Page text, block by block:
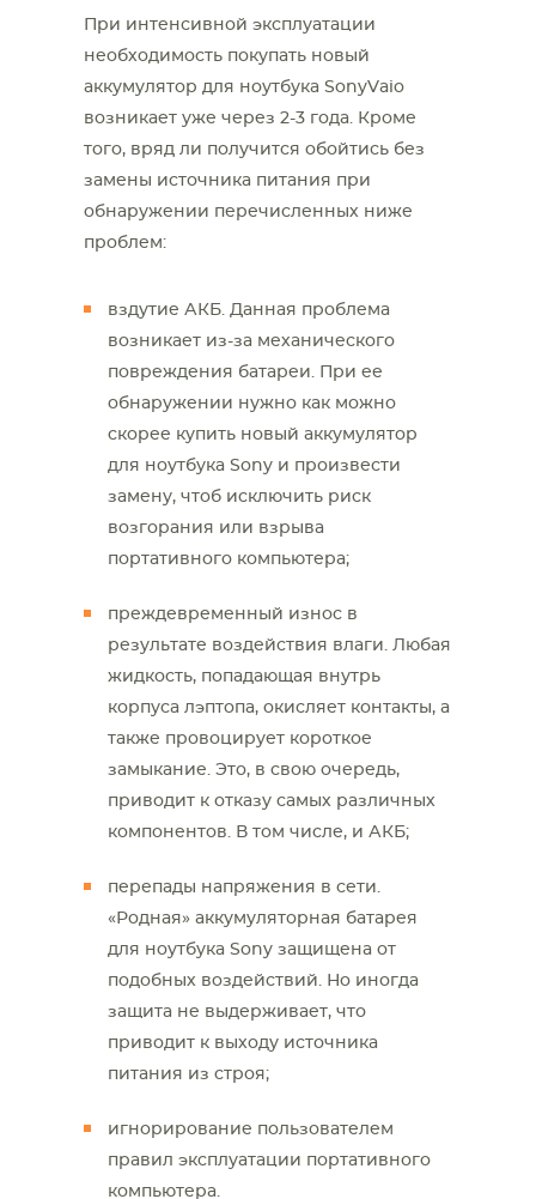
При интенсивной эксплуатации
необходимость покупать новый
аккумулятор для ноутбука SonyVaio
возникает уже через 2-3 года. Кроме
того, вряд ли получится обойтись без
замены источника питания при
обнаружении перечисленных ниже
проблем:
вздутие АКБ. Данная проблема
возникает из-за механического
повреждения батареи. При ее
обнаружении нужно как можно
скорее купить новый аккумулятор
для ноутбука Sony и произвести
замену, чтоб исключить риск
возгорания или взрыва
портативного компьютера;
преждевременный износ в
результате воздействия влаги. Любая
жидкость, попадающая внутрь
корпуса лэптопа, окисляет контакты, а
также провоцирует короткое
замыкание. Это, в свою очередь,
приводит к отказу самых различных
компонентов. В том числе, и АКБ;
перепады напряжения в сети.
«Родная» аккумуляторная батарея
для ноутбука Sony защищена от
подобных воздействий. Но иногда
защита не выдерживает, что
приводит к выходу источника
питания из строя;
игнорирование пользователем
правил эксплуатации портативного
компьютера.